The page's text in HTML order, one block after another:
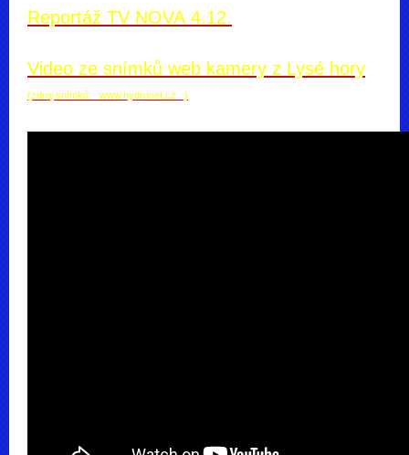
Reportáž TV NOVA 4.12.
Video ze snímků web kamery z Lysé hory
(zdroj snímků: www.hydronet.cz )